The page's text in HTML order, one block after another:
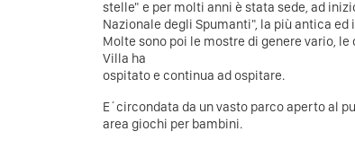
stelle" e per molti anni è stata sede, ad
Nazionale degli Spumanti", la più antica
Molte sono poi le mostre di genere vario,
Villa ha
ospitato e continua ad ospitare.
E´circondata da un vasto parco aperto al
area giochi per bambini.